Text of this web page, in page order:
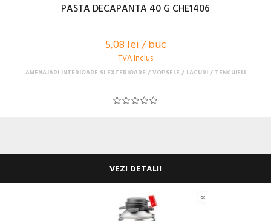
PASTA DECAPANTA 40 G CHE1406
5,08 lei / buc
TVA Inclus
AMENAJARI INTERIOARE SI EXTERIOARE VOPSELE / LACURI / TENCUIELI
VEZI DETALII